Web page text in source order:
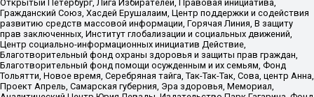
Открытый Петербург, Лига Избирателей, Правовая инициатива,
Гражданский Союз, Хасдей Ерушалаим, Центр поддержки и содействия
развитию средств массовой информации, Горячая Линия, В защиту
прав заключенных, Институт глобализации и социальных движений,
Центр социально-информационных инициатив Действие,
Благотворительный фонд охраны здоровья и защиты прав граждан,
Благотворительный фонд помощи осужденным и их семьям, Фонд
Тольятти, Новое время, Серебряная тайга, Так-Так-Так, Сова, центр Анна,
Проект Апрель, Самарская губерния, Эра здоровья, Мемориал,